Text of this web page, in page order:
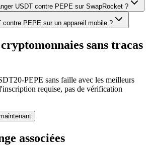
USDT contre PEPE sur SwapRocket ?
contre PEPE sur un appareil mobile ?
sans tracas
PEPE sans faille avec les meilleurs
requise, pas de vérification
associées